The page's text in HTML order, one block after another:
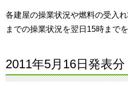
各建屋の操業状況や燃料の受入
までの操業状況を翌日15時まで
2011年5月16日発表分